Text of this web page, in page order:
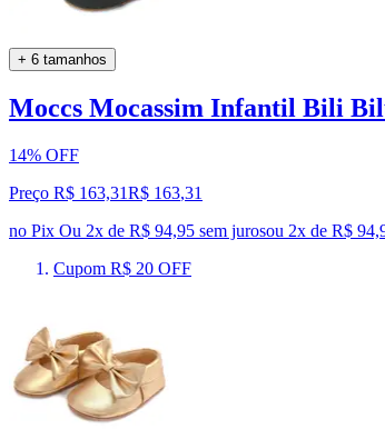
+ 6 tamanhos
Moccs Mocassim Infantil Bili
14% OFF
Preço R$ 163,31R$ 163,31
no Pix Ou 2x de R$ 94,95 sem jurosou 2x de R$
Cupom R$ 20 OFF